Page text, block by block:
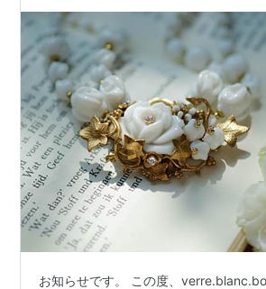
お知らせです。 この度、